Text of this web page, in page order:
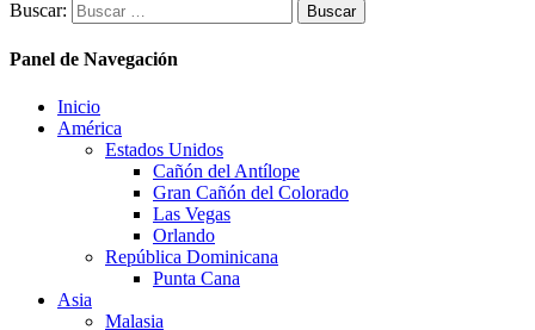
Buscar:
Panel de Navegación
Inicio
América
Estados Unidos
Cañón del Antílope
Gran Cañón del Colorado
Las Vegas
Orlando
República Dominicana
Punta Cana
Asia
Malasia